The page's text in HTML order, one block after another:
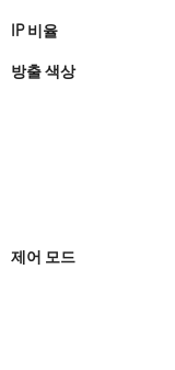
IP 비율
방출 색상
제어 모드